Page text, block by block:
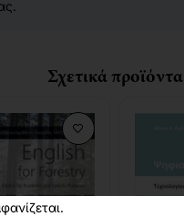
Σχετικά προϊόντα